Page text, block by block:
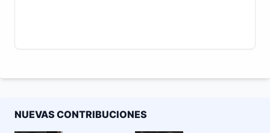
NUEVAS CONTRIBUCIONES